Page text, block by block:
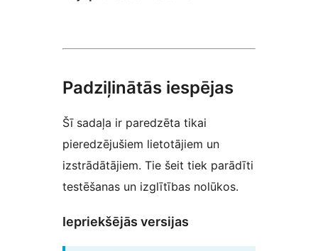
Padziļinātās iespējas
Šī sadaļa ir paredzēta tikai
pieredzējušiem lietotājiem un
izstrādātājiem. Tie šeit tiek parādīti
testēšanas un izglītības nolūkos.
Iepriekšējās versijas